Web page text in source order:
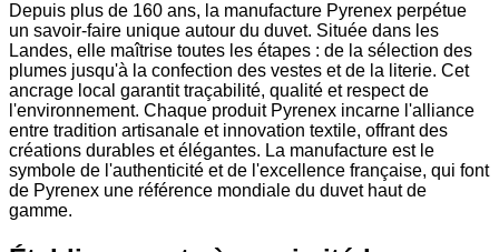
Depuis plus de 160 ans, la manufacture Pyrenex perpétue
un savoir-faire unique autour du duvet. Située dans les
Landes, elle maîtrise toutes les étapes : de la sélection des
plumes jusqu'à la confection des vestes et de la literie. Cet
ancrage local garantit traçabilité, qualité et respect de
l'environnement. Chaque produit Pyrenex incarne l'alliance
entre tradition artisanale et innovation textile, offrant des
créations durables et élégantes. La manufacture est le
symbole de l'authenticité et de l'excellence française, qui font
de Pyrenex une référence mondiale du duvet haut de
gamme.